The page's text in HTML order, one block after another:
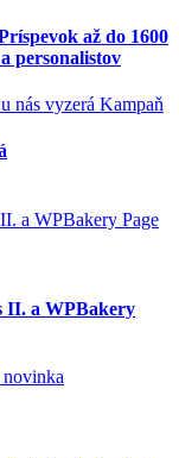
až do 1600
personalistov
Kampaň
II. a WPBakery
novinka